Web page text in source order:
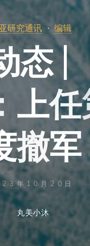
研究通讯 编辑
态|
上任
撤军
年10月20日
丸美小沐